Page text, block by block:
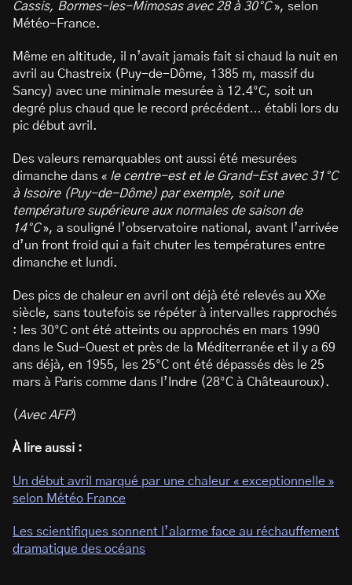
Cassis, Bormes-les-Mimosas avec 28 à 30°C», selon
Météo-France.
Même en altitude, il n’avait jamais fait si chaud la nuit en
avril au Chastreix (Puy-de-Dôme, 1385 m, massif du
Sancy) avec une minimale mesurée à 12.4°C, soit un
degré plus chaud que le record précédent… établi lors du
pic début avril.
Des valeurs remarquables ont aussi été mesurées
dimanche dans « le centre-est et le Grand-Est avec 31°C
à Issoire (Puy-de-Dôme) par exemple, soit une
température supérieure aux normales de saison de
14°C», a souligné l’observatoire national, avant l’arrivée
d’un front froid qui a fait chuter les températures entre
dimanche et lundi.
Des pics de chaleur en avril ont déjà été relevés au XXe
siècle, sans toutefois se répéter à intervalles rapprochés
: les 30°C ont été atteints ou approchés en mars 1990
dans le Sud-Ouest et près de la Méditerranée et il y a 69
ans déjà, en 1955, les 25°C ont été dépassés dès le 25
mars à Paris comme dans l’Indre (28°C à Châteauroux).
(Avec AFP)
À lire aussi :
Un début avril marqué par une chaleur « exceptionnelle »
selon Météo France
Les scientifiques sonnent l’alarme face au réchauffement
dramatique des océans